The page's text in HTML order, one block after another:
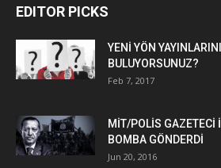
EDITOR PICKS
YENİ YÖN
BULUYORSUNUZ?
Feb 7, 2017
MİT/POLİS GAZETECİ
BOMBA GÖNDERDİ
Jun 20, 2016